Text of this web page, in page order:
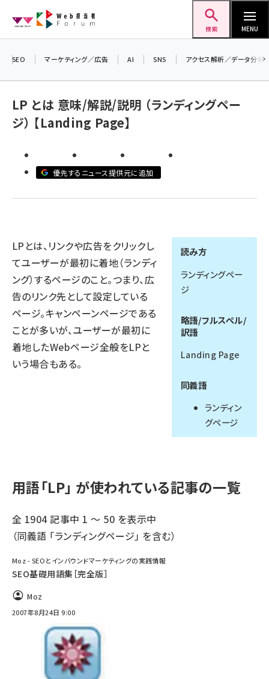
ン
検索 MENU
ai (2814)
youtube (2441)
note (2317)
z世代 (1623)
meo (1277)
llmo (1167)
SEO マーケティング／広告 AI SNS アクセス解析／データ分析
LP とは 意味/解説/説明 （ランディングペー
ジ） 【Landing Page】
優先するニュース提供元に追加
読み方
ランディングペー
ジ
略語/フルスペル/
訳語
Landing Page
同義語
ランディン
グページ
LPとは、リンクや広告をクリックし
てユーザーが最初に着地（ランディ
ング）するページのこと。つまり、広
告のリンク先として設定している
ページ。キャンペーンページである
ことが多いが、ユーザーが最初に
着地したWebページ全般をLPと
いう場合もある。
用語「LP」 が使われている記事の一覧
全 1904 記事中 1 ～ 50 を表示中
（同義語 「ランディングページ」 を含む）
Moz - SEOとインバウンドマーケティングの実践情報
SEO基礎用語集［完全版］
Moz
2007年8月24日 9:00